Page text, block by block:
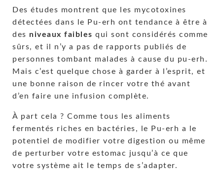
Des études montrent que les mycotoxines
détectées dans le Pu-erh ont tendance à être à
des niveaux faibles qui sont considérés comme
sûrs, et il n’y a pas de rapports publiés de
personnes tombant malades à cause du pu-erh.
Mais c’est quelque chose à garder à l’esprit, et
une bonne raison de rincer votre thé avant
d’en faire une infusion complète.
À part cela ? Comme tous les aliments
fermentés riches en bactéries, le Pu-erh a le
potentiel de modifier votre digestion ou même
de perturber votre estomac jusqu’à ce que
votre système ait le temps de s’adapter.